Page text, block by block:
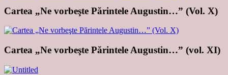
Cartea „Ne vorbeşte Părintele Augustin…” (Vol. X)
Cartea „Ne vorbeşte Părintele Augustin…” (vol. XI)